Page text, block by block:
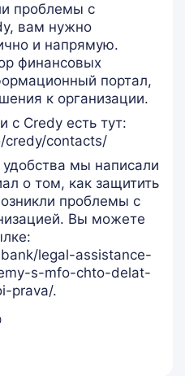
проблемы с
вам нужно
и напрямую.
финансовых
портал,
к организации.
с Credy есть тут:
credy/contacts/
мы написали
о том, как защитить
проблемы с
Вы можете
legal-assistance-
s-mfo-chto-delat-
prava/.